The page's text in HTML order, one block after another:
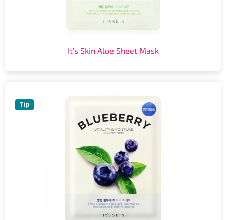
It’s Skin Aloe Sheet Mask
Tip